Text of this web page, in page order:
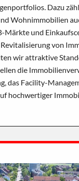
Dazu
Wohnimmobilien
Märkte und
von
wir attraktive
die
das Facility-
hochwertiger